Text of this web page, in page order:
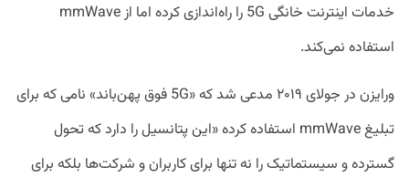
خدمات اینترنت خانگی 5G را راه‌اندازی کرده اما از mmWave
استفاده نمی‌کند.
ورایزن در جولای ۲۰۱۹ مدعی شد که «5G فوق پهن‌باند» نامی که برای
تبلیغ mmWave استفاده کرده «این پتانسیل را دارد که تحول
گسترده و سیستماتیک را نه تنها‌ برای کاربران و شرکت‌ها بلکه برای